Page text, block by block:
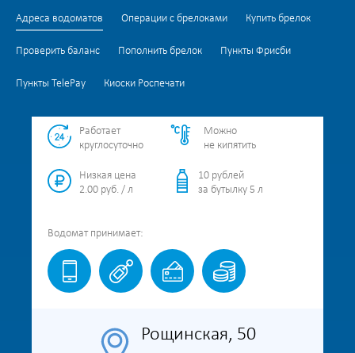
Адреса водоматов Операции с брелоками Купить брелок
Проверить баланс Пополнить брелок Пункты Фрисби
Пункты TelePay Киоски Роспечати
Работает
круглосуточно
Можно
не кипятить
Низкая цена
2.00 руб. / л
10 рублей
за бутылку 5 л
Водомат принимает:
Рощинская, 50